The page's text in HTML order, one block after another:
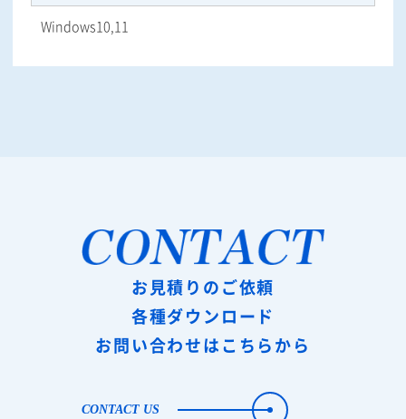
Windows10,11
お見積りのご依頼
各種ダウンロード
お問い合わせはこちらから
CONTACT US